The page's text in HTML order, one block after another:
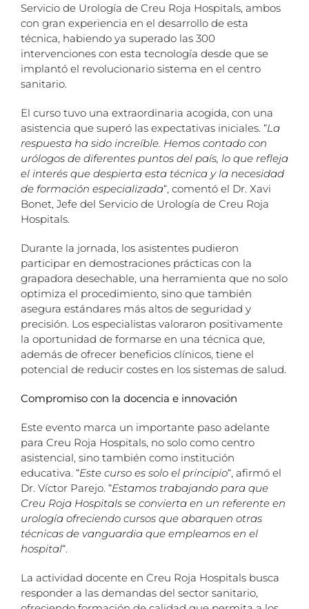
Servicio de Urología de Creu Roja Hospitals, ambos
con gran experiencia en el desarrollo de esta
técnica, habiendo ya superado las 300
intervenciones con esta tecnología desde que se
implantó el revolucionario sistema en el centro
sanitario.
El curso tuvo una extraordinaria acogida, con una
asistencia que superó las expectativas iniciales. “La
respuesta ha sido increíble. Hemos contado con
urólogos de diferentes puntos del país, lo que refleja
el interés que despierta esta técnica y la necesidad
de formación especializada“, comentó el Dr. Xavi
Bonet, Jefe del Servicio de Urología de Creu Roja
Hospitals.
Durante la jornada, los asistentes pudieron
participar en demostraciones prácticas con la
grapadora desechable, una herramienta que no solo
optimiza el procedimiento, sino que también
asegura estándares más altos de seguridad y
precisión. Los especialistas valoraron positivamente
la oportunidad de formarse en una técnica que,
además de ofrecer beneficios clínicos, tiene el
potencial de reducir costes en los sistemas de salud.
Compromiso con la docencia e innovación
Este evento marca un importante paso adelante
para Creu Roja Hospitals, no solo como centro
asistencial, sino también como institución
educativa. “Este curso es solo el principio“, afirmó el
Dr. Víctor Parejo. “Estamos trabajando para que
Creu Roja Hospitals se convierta en un referente en
urología ofreciendo cursos que abarquen otras
técnicas de vanguardia que empleamos en el
hospital“.
La actividad docente en Creu Roja Hospitals busca
responder a las demandas del sector sanitario,